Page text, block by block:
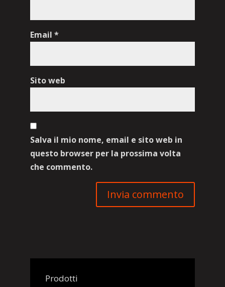
Email *
Sito web
Salva il mio nome, email e sito web in
questo browser per la prossima volta
che commento.
Prodotti